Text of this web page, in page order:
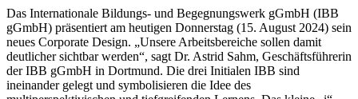
Das Internationale Bildungs- und Begegnungswerk gGmbH (IBB
gGmbH) präsentiert am heutigen Donnerstag (15. August 2024) sein
neues Corporate Design. „Unsere Arbeitsbereiche sollen damit
deutlicher sichtbar werden“, sagt Dr. Astrid Sahm, Geschäftsführerin
der IBB gGmbH in Dortmund. Die drei Initialen IBB sind
ineinander gelegt und symbolisieren die Idee des